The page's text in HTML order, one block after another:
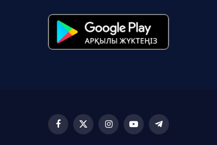
Facebook
X
InstagramYouTubeTelegram